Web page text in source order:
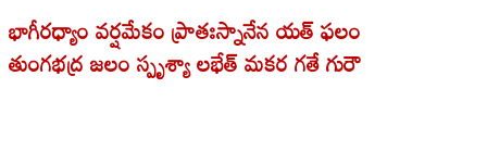
భాగీరధ్యాం వర్షమేకం ప్రాతఃస్నానేన యత్ ఫలం
తుంగభద్ర జలం స్పృశ్యా లభేత్ మకర గతే గురౌ